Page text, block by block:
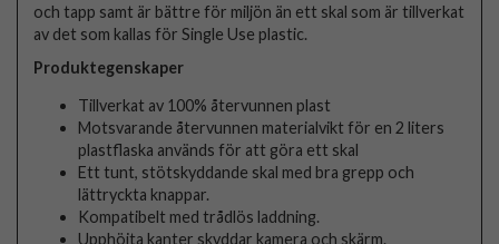
och tapp samt är bättre för miljön än ett skal som är tillverkat
av det som kallas för Single Use plastic.
Produktegenskaper
Tillverkat av 100% återvunnen plast
Motsvarande återvunnen materialvikt för en 2 liters
plastflaska används för att göra ett skal
Ett tunt, stötskyddande skal med bra grepp och
lättryckta knappar.
Kompatibelt med trådlös laddning.
Upphöjta kanter skyddar kamera och skärm.